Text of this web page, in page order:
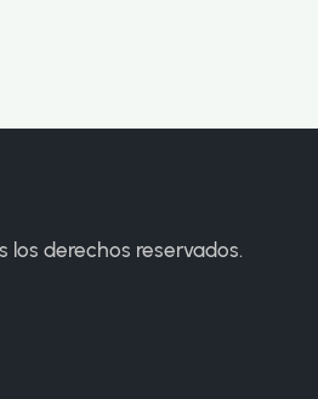
los derechos reservados.